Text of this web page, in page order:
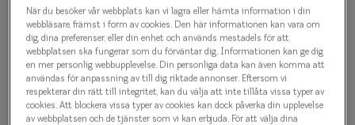
Taberg by Smarteyes Skogsalm
7050 8989 Glasögonbåge
2 000 kr
När du besöker vår webbplats kan vi lagra eller hämta information i din
webbläsare, främst i form av cookies. Den här informationen kan vara om
dig, dina preferenser, eller din enhet och används mestadels för att
webbplatsen ska fungerar som du förväntar dig. Informationen kan ge dig
en mer personlig webbupplevelse. Din personliga data kan även komma att
användas för anpassning av till dig riktade annonser. Eftersom vi
respekterar din rätt till integritet, kan du välja att inte tillåta vissa typer av
cookies. Att blockera vissa typer av cookies kan dock påverka din upplevelse
av webbplatsen och de tjänster som vi kan erbjuda. För att välja dina